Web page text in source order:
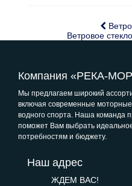
Ветровое
Компания «РЕКА-
Мы предлагаем широкий
включая современные
водного спорта. Наша команда
поможет Вам выбрать
потребностям и бюджету.
Наш адрес
ЖДЕМ ВАС!